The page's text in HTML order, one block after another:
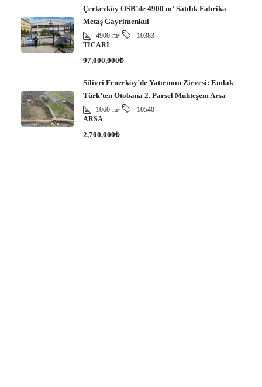
Çerkezköy OSB’de 4900 m² Satılık Fabrika |
Metaş Gayrimenkul
4900 m²
10383
TICARI
97,000,000₺
Silivri Fenerköy’de Yatırımın Zirvesi: Emlak
Türk’ten Otobana 2. Parsel Muhteşem Arsa
1060 m²
10540
ARSA
2,700,000₺